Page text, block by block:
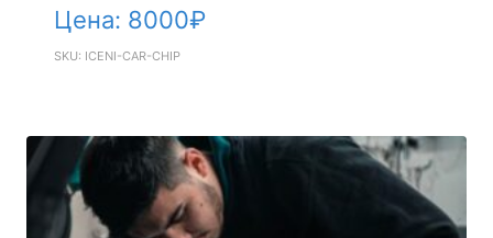
Цена: 8000₽
SKU: ICENI-CAR-CHIP